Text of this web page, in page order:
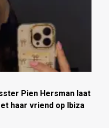
Pien Hersman laat
haar vriend op Ibiza